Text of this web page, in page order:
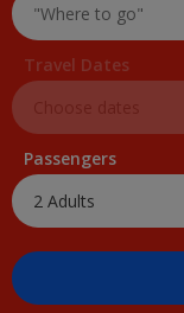
Travel Dates
Passengers
2 Adults